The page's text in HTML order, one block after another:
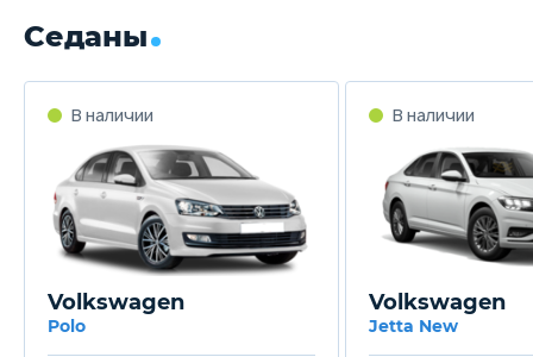
Седаны
В наличии
Volkswagen
Polo
В наличии
Volkswagen
Jetta New